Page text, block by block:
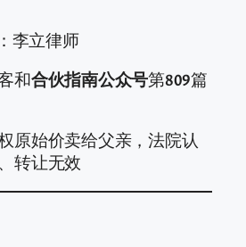
李立律师
和合伙指南公众号第809篇
原始价卖给父亲，法院认
转让无效